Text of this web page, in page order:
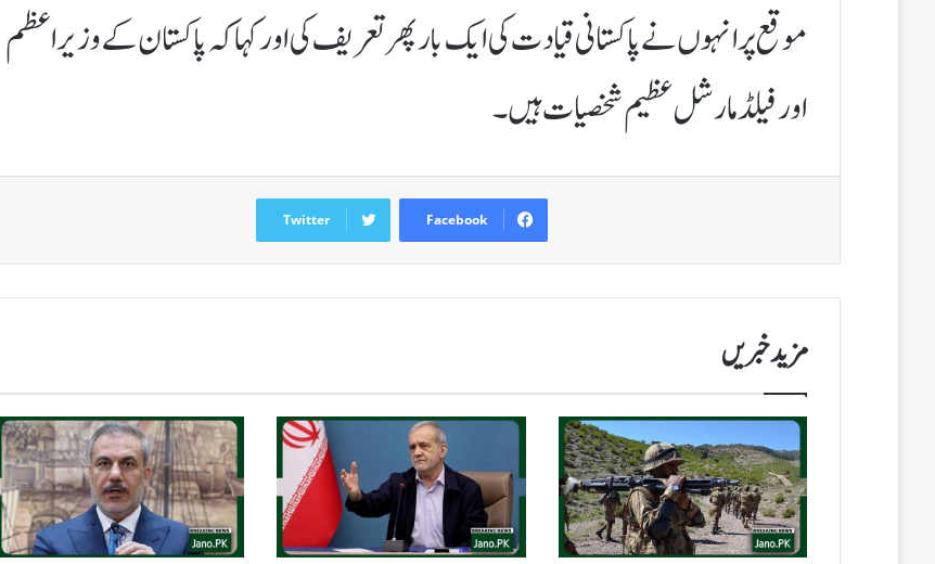
موقع پر انہوں نے پاکستانی قیادت کی ایک بار پھر تعریف کی اور کہا کہ پاکستان کے وزیراعظم
اور فیلڈ مارشل عظیم شخصیات ہیں۔
Facebook
Twitter
مزید خبریں